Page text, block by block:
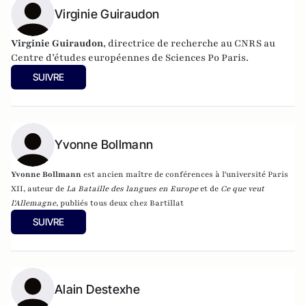
sociétés ouvertes(Editions du Toucan),
l'intimidation
Projet: La stratégie de conquête et d'infiltration des frères
musulmans en France et dans le monde(Editions de
L'Artilleur).
Virginie Guiraudon
Virginie Guiraudon, directrice de recherche au CNRS au
Centre d’études européennes de Sciences Po Paris.
SUIVRE
Yvonne Bollmann
Yvonne Bollmannest ancien maître de conférences à l'université Paris
XII, auteur deLa Bataille des langues en Europeet de Ce que veut
l'Allemagne, publiés tous deux chez Bartillat
SUIVRE
Alain Destexhe